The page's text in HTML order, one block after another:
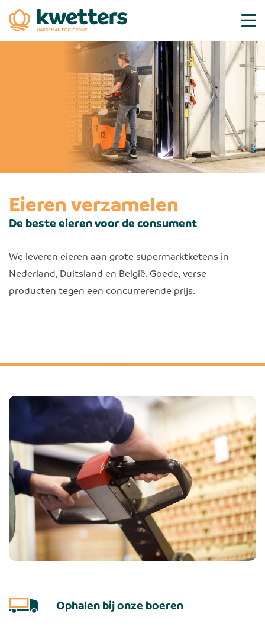
Eieren verzamelen
De beste eieren voor de consument
We leveren eieren aan grote supermarktketens in
Nederland, Duitsland en België. Goede, verse
producten tegen een concurrerende prijs.
Ophalen bij onze boeren